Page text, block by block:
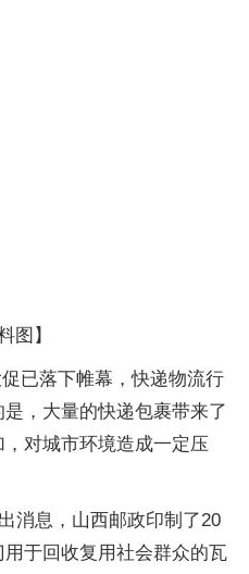
图】
已落下帷幕，快递物流行
，大量的快递包裹带来了
对城市环境造成一定压
消息，山西邮政印制了20
于回收复用社会群众的瓦